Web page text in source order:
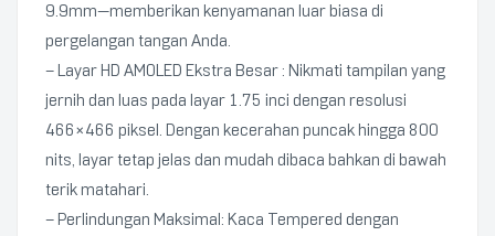
9.9mm—memberikan kenyamanan luar biasa di
pergelangan tangan Anda.
– Layar HD AMOLED Ekstra Besar : Nikmati tampilan yang
jernih dan luas pada layar 1.75 inci dengan resolusi
466×466 piksel. Dengan kecerahan puncak hingga 800
nits, layar tetap jelas dan mudah dibaca bahkan di bawah
terik matahari.
– Perlindungan Maksimal: Kaca Tempered dengan